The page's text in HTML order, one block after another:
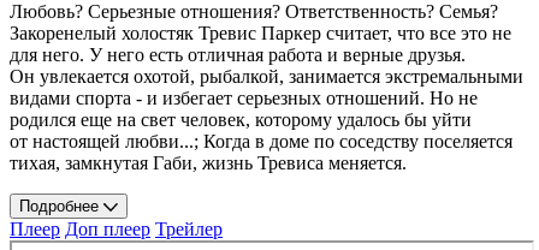
Любовь? Серьезные отношения? Ответственность? Семья?
Закоренелый холостяк Тревис Паркер считает, что все это не
для него. У него есть отличная работа и верные друзья.
Он увлекается охотой, рыбалкой, занимается экстремальными
видами спорта - и избегает серьезных отношений. Но не
родился еще на свет человек, которому удалось бы уйти
от настоящей любви...; Когда в доме по соседству поселяется
тихая, замкнутая Габи, жизнь Тревиса меняется.
Подробнее
Плеер Доп плеер Трейлер